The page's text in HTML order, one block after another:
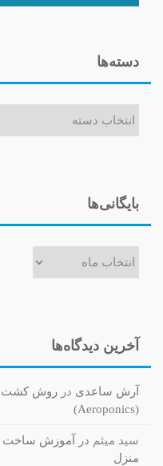
دسته‌ها
بایگانی‌ها
آخرین دیدگاه‌ها
آرش ساعدی در
(Aeroponics)
سید میثم در
آموزش ساخت
منزل